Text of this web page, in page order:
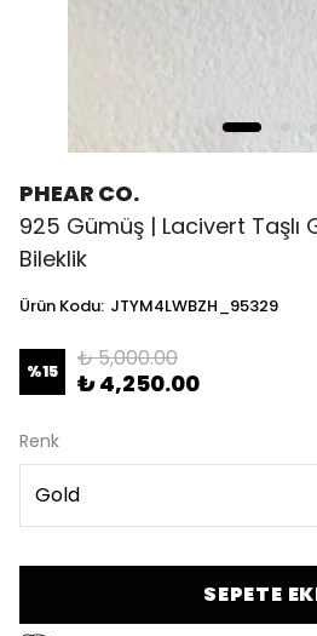
PHEAR CO.
925 Gümüş | Lacivert Taşlı
Bileklik
Ürün Kodu: JTYM4LWBZH_95329
%15 ₺ 5,000.00
₺ 4,250.00
Renk
SEPETE